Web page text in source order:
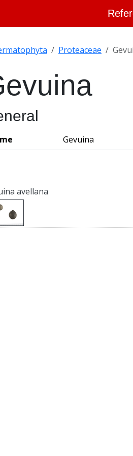
Proteaceae
Gevuina
avellana